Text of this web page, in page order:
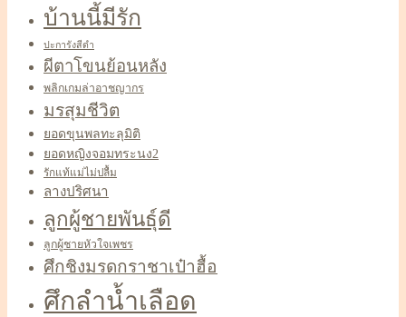
บ้านนี้มีรัก
ปะการังสีดำ
ผีตาโขนย้อนหลัง
พลิกเกมล่าอาชญากร
มรสุมชีวิต
ยอดขุนพลทะลุมิติ
ยอดหญิงจอมทระนง2
รักแท้แม่ไม่ปลื้ม
ลางปริศนา
ลูกผู้ชายพันธุ์ดี
ลูกผู้ชายหัวใจเพชร
ศึกชิงมรดกราชาเป๋าฮื้อ
ศึกลำน้ำเลือด